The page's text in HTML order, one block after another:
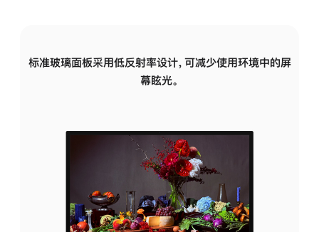
标准玻璃面板采用低反射率设计，可减少使用环境中的屏
幕眩光。